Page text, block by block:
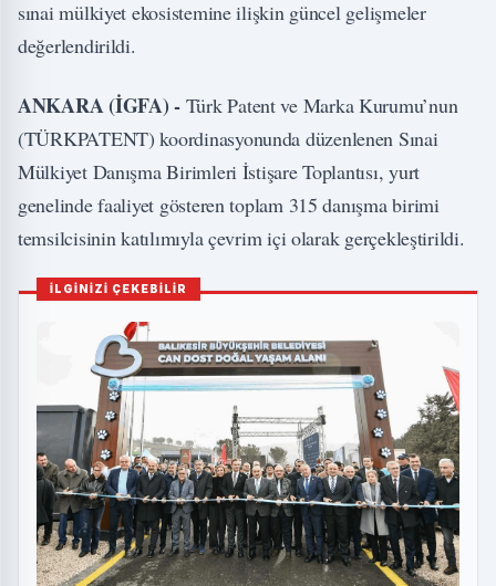
sınai mülkiyet ekosistemine ilişkin güncel gelişmeler
değerlendirildi.
ANKARA (İGFA) - Türk Patent ve Marka Kurumu’nun
(TÜRKPATENT) koordinasyonunda düzenlenen Sınai
Mülkiyet Danışma Birimleri İstişare Toplantısı, yurt
genelinde faaliyet gösteren toplam 315 danışma birimi
temsilcisinin katılımıyla çevrim içi olarak gerçekleştirildi.
İLGİNİZİ ÇEKEBİLİR